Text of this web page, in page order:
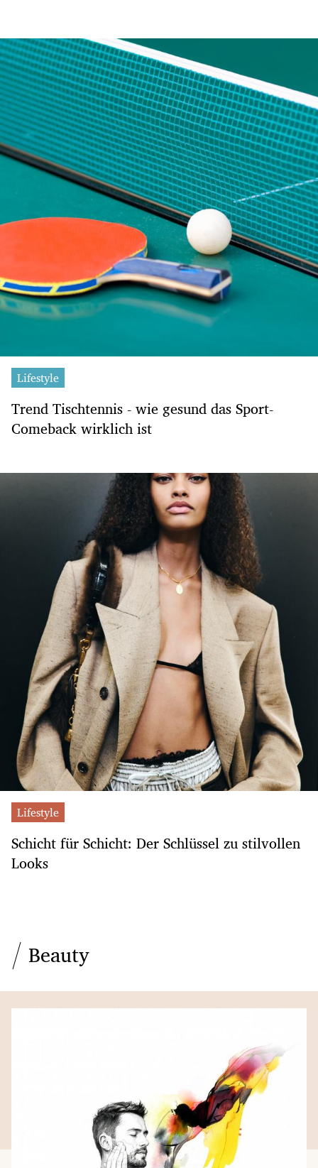
Lifestyle
Trend Tischtennis - wie gesund das Sport-
Comeback wirklich ist
Lifestyle
Schicht für Schicht: Der Schlüssel zu stilvollen
Looks
Beauty